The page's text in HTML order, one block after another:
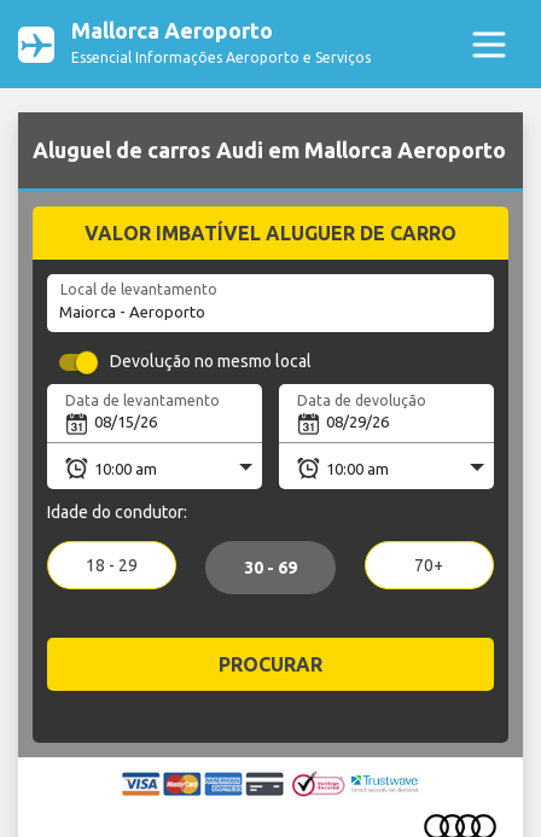
Mallorca Aeroporto
Essencial Informações Aeroporto e Serviços
Aluguel de carros Audi em Mallorca Aeroporto
VALOR IMBATÍVEL ALUGUER DE CARRO
Local de levantamento
Devolução no mesmo local
Data de levantamento Data de devolução
Idade do condutor:
18 - 29 30 - 69 70+
PROCURAR